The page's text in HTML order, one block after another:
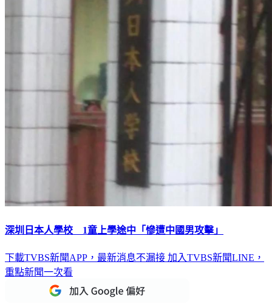
深圳日本人學校 1童上學途中「慘遭中國男攻擊」
下載TVBS新聞APP，最新消息不漏接 加入TVBS新聞LINE，
重點新聞一次看